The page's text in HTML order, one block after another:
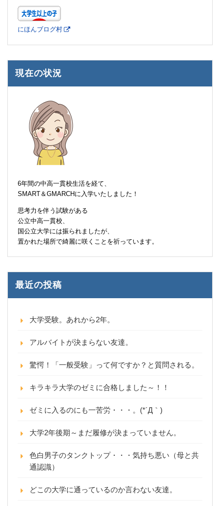
にほんブログ村
現在の状況
6年間の中高一貫校生活を経て、
SMART＆GMARCHに入学いたしました！
思考力を伴う試験がある
公立中高一貫校、
国公立大学には振られましたが、
置かれた場所で綺麗に咲くことを祈っています。
最近の投稿
大学受験。あれから2年。
アルバイトが決まらない友達。
驚愕！「一般受験」って何ですか？と質問される。
キラキラ大学のゼミに合格しました～！！
ゼミに入るのにも一苦労・・・。(*´Д｀)
大学2年後期～まだ履修が決まっていません。
色白男子のタンクトップ・・・気持ち悪い（母と共
通認識）
どこの大学に通っているのか言わない友達。